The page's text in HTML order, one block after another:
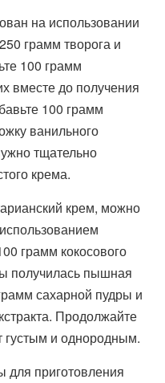
на использовании
грамм творога и
100 грамм
вместе до получения
100 грамм
ванильного
тщательно
крема.
крем, можно
грамм кокосового
получилась пышная
сахарной пудры и
Продолжайте
густым и однородным.
для приготовления